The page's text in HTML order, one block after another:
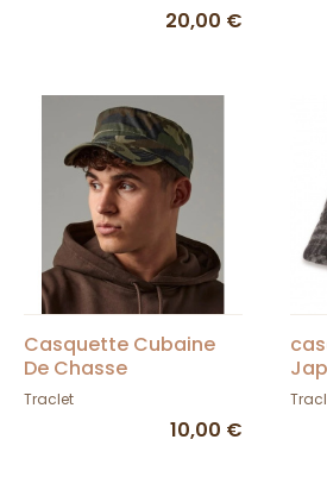
20,00 €
Casquette Cubaine
De Chasse
Traclet
10,00 €